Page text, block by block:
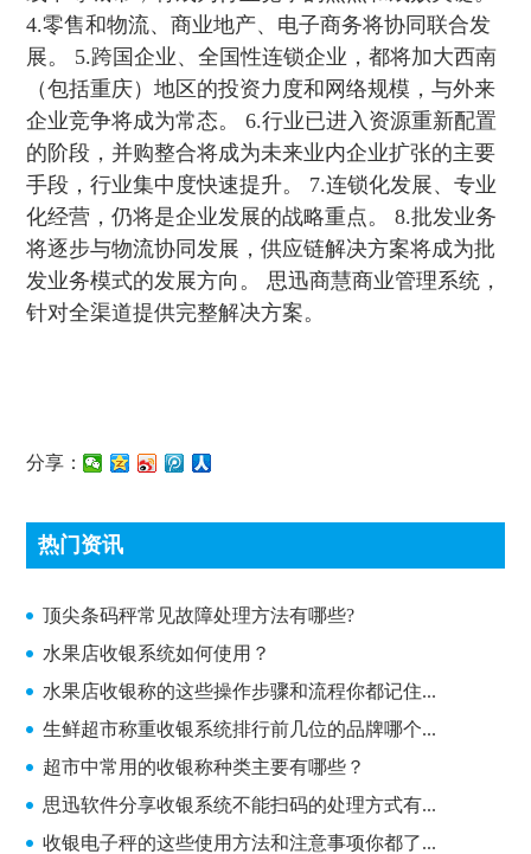
4.零售和物流、商业地产、电子商务将协同联合发
展。 5.跨国企业、全国性连锁企业，都将加大西南
（包括重庆）地区的投资力度和网络规模，与外来
企业竞争将成为常态。 6.行业已进入资源重新配置
的阶段，并购整合将成为未来业内企业扩张的主要
手段，行业集中度快速提升。 7.连锁化发展、专业
化经营，仍将是企业发展的战略重点。 8.批发业务
将逐步与物流协同发展，供应链解决方案将成为批
发业务模式的发展方向。 思迅商慧商业管理系统，
针对全渠道提供完整解决方案。
分享：
热门资讯
顶尖条码秤常见故障处理方法有哪些?
顶尖条码秤常见故障处理方法有哪些?
水果店收银系统如何使用？
水果店收银称的这些操作步骤和流程你都记住...
生鲜超市称重收银系统排行前几位的品牌哪个...
超市中常用的收银称种类主要有哪些？
思迅软件分享收银系统不能扫码的处理方式有...
收银电子秤的这些使用方法和注意事项你都了...